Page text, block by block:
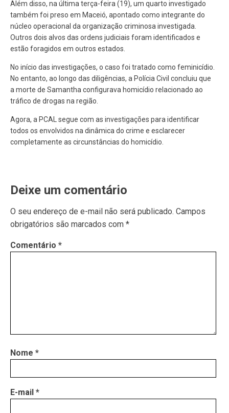
Além disso, na última terça-feira (19), um quarto investigado
também foi preso em Maceió, apontado como integrante do
núcleo operacional da organização criminosa investigada.
Outros dois alvos das ordens judiciais foram identificados e
estão foragidos em outros estados.
No início das investigações, o caso foi tratado como feminicídio.
No entanto, ao longo das diligências, a Polícia Civil concluiu que
a morte de Samantha configurava homicídio relacionado ao
tráfico de drogas na região.
Agora, a PCAL segue com as investigações para identificar
todos os envolvidos na dinâmica do crime e esclarecer
completamente as circunstâncias do homicídio.
Deixe um comentário
O seu endereço de e-mail não será publicado. Campos
obrigatórios são marcados com *
Comentário *
Nome *
E-mail *